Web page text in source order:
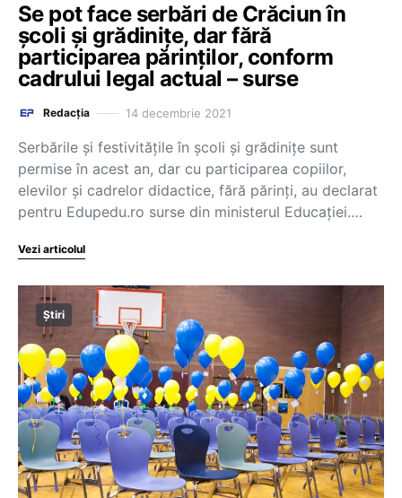
Se pot face serbări de Crăciun în
școli și grădinițe, dar fără
participarea părinților, conform
cadrului legal actual – surse
Redacția 14 decembrie 2021
Serbările și festivitățile în școli și grădinițe sunt
permise în acest an, dar cu participarea copiilor,
elevilor și cadrelor didactice, fără părinți, au declarat
pentru Edupedu.ro surse din ministerul Educației.…
Vezi articolul
Știri